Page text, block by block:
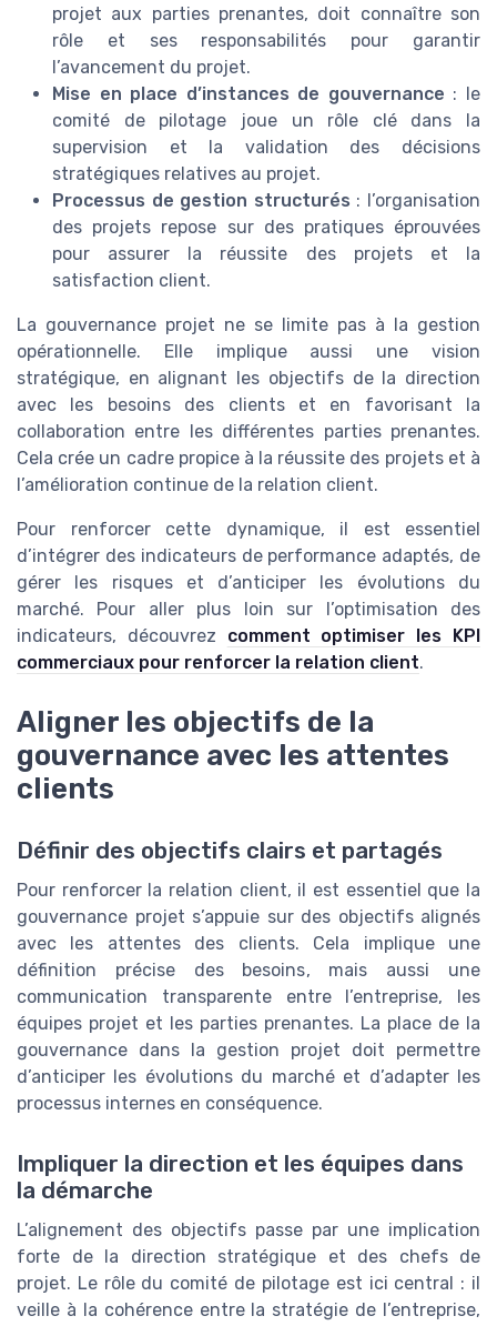
projet aux parties prenantes, doit connaître son
rôle et ses responsabilités pour garantir
l’avancement du projet.
Mise en place d’instances de gouvernance : le
comité de pilotage joue un rôle clé dans la
supervision et la validation des décisions
stratégiques relatives au projet.
Processus de gestion structurés : l’organisation
des projets repose sur des pratiques éprouvées
pour assurer la réussite des projets et la
satisfaction client.
La gouvernance projet ne se limite pas à la gestion
opérationnelle. Elle implique aussi une vision
stratégique, en alignant les objectifs de la direction
avec les besoins des clients et en favorisant la
collaboration entre les différentes parties prenantes.
Cela crée un cadre propice à la réussite des projets et à
l’amélioration continue de la relation client.
Pour renforcer cette dynamique, il est essentiel
d’intégrer des indicateurs de performance adaptés, de
gérer les risques et d’anticiper les évolutions du
marché. Pour aller plus loin sur l’optimisation des
indicateurs, découvrez comment optimiser les KPI
commerciaux pour renforcer la relation client.
Aligner les objectifs de la
gouvernance avec les attentes
clients
Définir des objectifs clairs et partagés
Pour renforcer la relation client, il est essentiel que la
gouvernance projet s’appuie sur des objectifs alignés
avec les attentes des clients. Cela implique une
définition précise des besoins, mais aussi une
communication transparente entre l’entreprise, les
équipes projet et les parties prenantes. La place de la
gouvernance dans la gestion projet doit permettre
d’anticiper les évolutions du marché et d’adapter les
processus internes en conséquence.
Impliquer la direction et les équipes dans
la démarche
L’alignement des objectifs passe par une implication
forte de la direction stratégique et des chefs de
projet. Le rôle du comité de pilotage est ici central : il
veille à la cohérence entre la stratégie de l’entreprise,